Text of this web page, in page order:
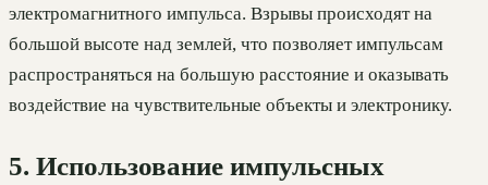
электромагнитного импульса. Взрывы происходят на
большой высоте над землей, что позволяет импульсам
распространяться на большую расстояние и оказывать
воздействие на чувствительные объекты и электронику.
5. Использование импульсных